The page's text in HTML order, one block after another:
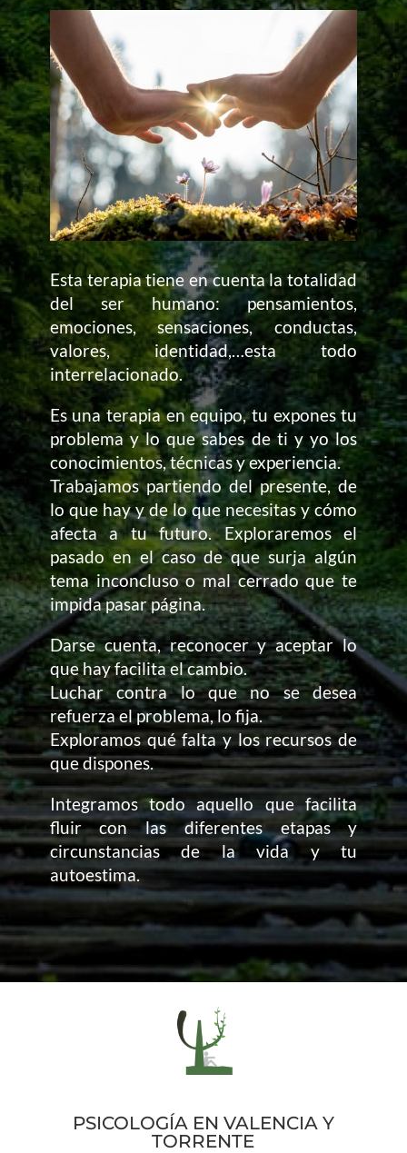
Esta terapia tiene en cuenta la totalidad
del ser humano: pensamientos,
emociones, sensaciones, conductas,
valores, identidad,…esta todo
interrelacionado.
Es una terapia en equipo, tu expones tu
problema y lo que sabes de ti y yo los
conocimientos, técnicas y experiencia.
Trabajamos partiendo del presente, de
lo que hay y de lo que necesitas y cómo
afecta a tu futuro. Exploraremos el
pasado en el caso de que surja algún
tema inconcluso o mal cerrado que te
impida pasar página.
Darse cuenta, reconocer y aceptar lo
que hay facilita el cambio.
Luchar contra lo que no se desea
refuerza el problema, lo fija.
Exploramos qué falta y los recursos de
que dispones.
Integramos todo aquello que facilita
fluir con las diferentes etapas y
circunstancias de la vida y tu
autoestima.
PSICOLOGÍA EN VALENCIA Y
TORRENTE